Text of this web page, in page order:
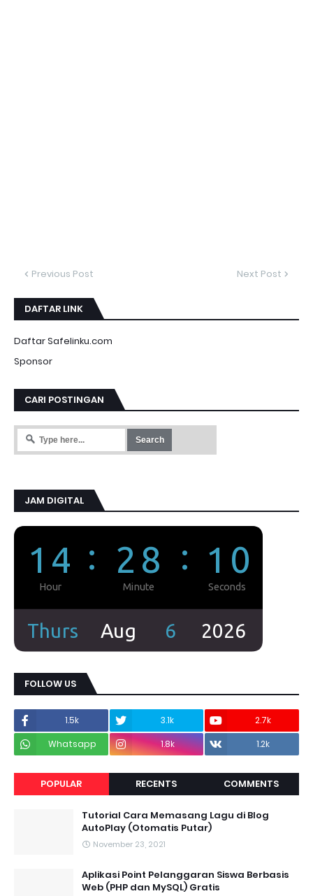
Previous Post Next Post
DAFTAR LINK
Daftar Safelinku.com
Sponsor
CARI POSTINGAN
JAM DIGITAL
FOLLOW US
1.5k 3.1k
2.7k
Whatsapp
1.8k 1.2k
POPULAR RECENTS COMMENTS
Tutorial Cara Memasang Lagu di Blog
AutoPlay (Otomatis Putar)
November 23, 2021
Aplikasi Point Pelanggaran Siswa Berbasis
Web (PHP dan MySQL) Gratis